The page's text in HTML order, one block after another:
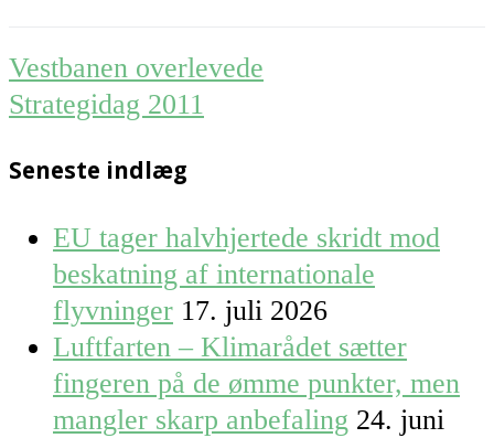
Post
navigation
Vestbanen overlevede
Strategidag 2011
Seneste indlæg
EU tager halvhjertede skridt mod
beskatning af internationale
flyvninger 17. juli 2026
Luftfarten – Klimarådet sætter
fingeren på de ømme punkter, men
mangler skarp anbefaling 24. juni